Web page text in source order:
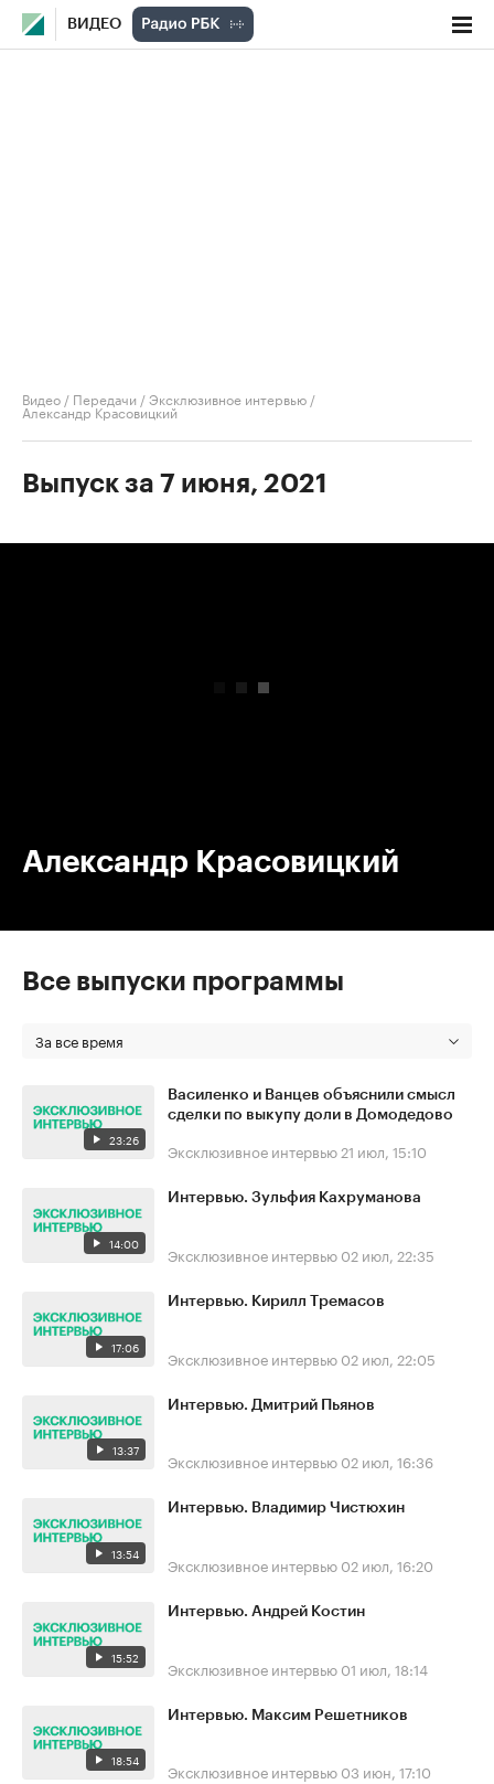
ВИДЕО
Видео / Передачи /Эксклюзивное интервью /
Александр Красовицкий
Выпуск за 7 июня, 2021
Александр Красовицкий
Все выпуски программы
За все время
23:26
Василенко и Ванцев объяснили смысл
сделки по выкупу доли в Домодедово
Эксклюзивное интервью 21 июл, 15:10
14:00
Интервью. Зульфия Кахруманова
Эксклюзивное интервью 02 июл, 22:35
17:06
Интервью. Кирилл Тремасов
Эксклюзивное интервью 02 июл, 22:05
13:37
Интервью. Дмитрий Пьянов
Эксклюзивное интервью 02 июл, 16:36
13:54
Интервью. Владимир Чистюхин
Эксклюзивное интервью 02 июл, 16:20
15:52
Интервью. Андрей Костин
Эксклюзивное интервью 01 июл, 18:14
18:54
Интервью. Максим Решетников
Эксклюзивное интервью 03 июн, 17:10